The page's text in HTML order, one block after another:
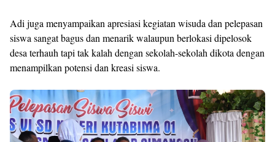
Adi juga menyampaikan apresiasi kegiatan wisuda dan pelepasan
siswa sangat bagus dan menarik walaupun berlokasi dipelosok
desa terhauh tapi tak kalah dengan sekolah-sekolah dikota dengan
menampilkan potensi dan kreasi siswa.